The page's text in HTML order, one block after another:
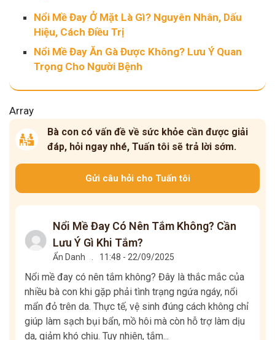
Nổi Mề Đay Ở Mặt Là Gì? Nguyên Nhân, Dấu
Hiệu, Cách Điều Trị
Nổi Mề Đay Ăn Gà Được Không? Lưu Ý Quan
Trọng Cho Người Bệnh
Array
Bà con có vấn đề về sức khỏe cần được giải
đáp, hỏi ngay nhé, Tuấn tôi sẽ trả lời sớm.
Gửi câu hỏi cho Tuấn tôi
Nổi Mề Đay Có Nên Tắm Không? Cần
Lưu Ý Gì Khi Tắm?
Ẩn Danh 11:48 - 22/09/2025
Nổi mề đay có nên tắm không? Đây là thắc mắc của
nhiều bà con khi gặp phải tình trạng ngứa ngáy, nổi
mẩn đỏ trên da. Thực tế, vệ sinh đúng cách không chỉ
giúp làm sạch bụi bẩn, mồ hôi mà còn hỗ trợ làm dịu
da, giảm khó chịu. Tuy nhiên, tắm...